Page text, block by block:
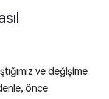
ve değişime
önce